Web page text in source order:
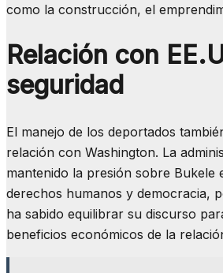
como la construcción, el
Relación con
seguridad
El manejo de los deportados
relación con Washington. La
mantenido la presión sobre Bukele
derechos humanos y democracia,
ha sabido equilibrar su discurso
beneficios económicos de la